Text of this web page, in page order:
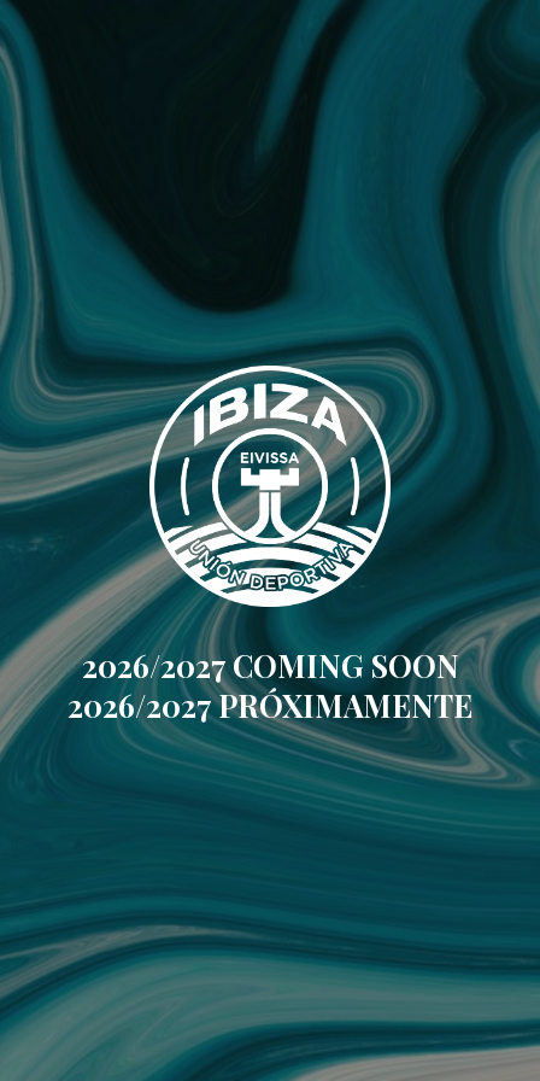
2026/2027 COMING SOON
2026/2027 PRÓXIMAMENTE